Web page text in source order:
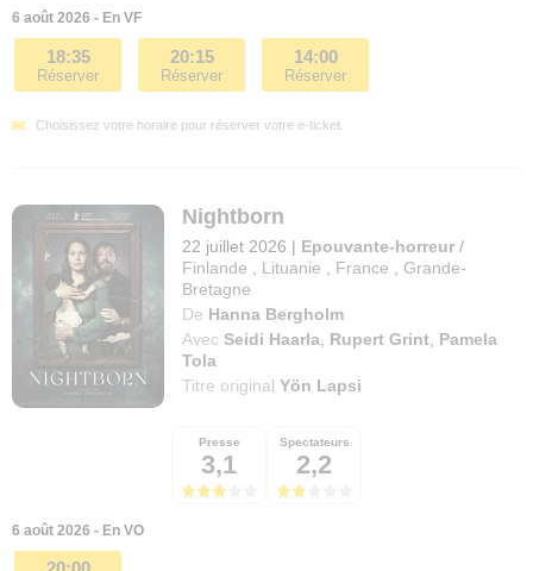
6 août 2026 - En VF
18:35
Réserver
20:15
Réserver
14:00
Réserver
Choisissez votre horaire pour réserver votre e-ticket.
Nightborn
22 juillet 2026 | Epouvante-horreur /
Finlande
Lituanie France
Grande-
Bretagne
De Hanna Bergholm
Avec Seidi Haarla Rupert Grint Pamela
Tola
Titre originalYön Lapsi
Presse
3,1
Spectateurs
2,2
6 août 2026 - En VO